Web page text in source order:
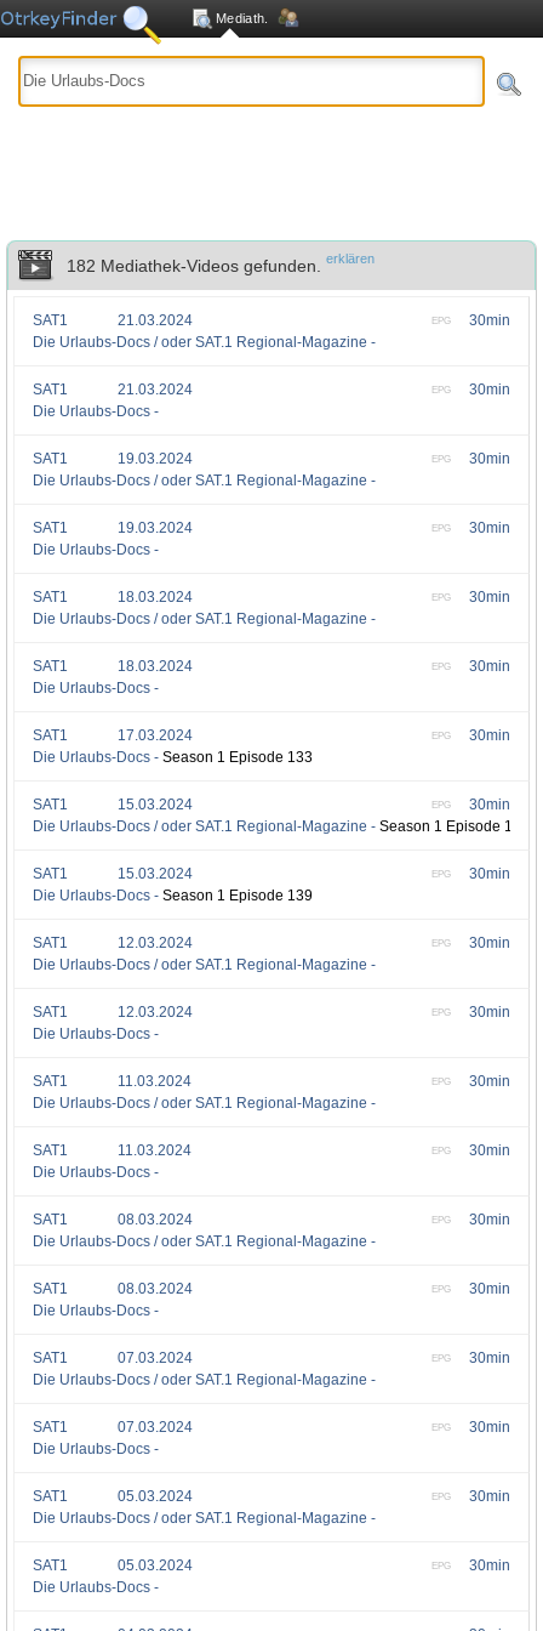
Mediath.
182 Mediathek-Videos gefunden. erklären
30min
EPG
SAT1
21.03.2024
Die Urlaubs-Docs / oder SAT.1 Regional-Magazine -
30min
EPG
SAT1
21.03.2024
Die Urlaubs-Docs -
30min
EPG
SAT1
19.03.2024
Die Urlaubs-Docs / oder SAT.1 Regional-Magazine -
30min
EPG
SAT1
19.03.2024
Die Urlaubs-Docs -
30min
EPG
SAT1
18.03.2024
Die Urlaubs-Docs / oder SAT.1 Regional-Magazine -
30min
EPG
SAT1
18.03.2024
Die Urlaubs-Docs -
30min
EPG
SAT1
17.03.2024
Die Urlaubs-Docs - Season 1 Episode 133
30min
EPG
SAT1
15.03.2024
Die Urlaubs-Docs / oder SAT.1 Regional-Magazine - Season 1 Episode 140
30min
EPG
SAT1
15.03.2024
Die Urlaubs-Docs - Season 1 Episode 139
30min
EPG
SAT1
12.03.2024
Die Urlaubs-Docs / oder SAT.1 Regional-Magazine -
30min
EPG
SAT1
12.03.2024
Die Urlaubs-Docs -
30min
EPG
SAT1
11.03.2024
Die Urlaubs-Docs / oder SAT.1 Regional-Magazine -
30min
EPG
SAT1
11.03.2024
Die Urlaubs-Docs -
30min
EPG
SAT1
08.03.2024
Die Urlaubs-Docs / oder SAT.1 Regional-Magazine -
30min
EPG
SAT1
08.03.2024
Die Urlaubs-Docs -
30min
EPG
SAT1
07.03.2024
Die Urlaubs-Docs / oder SAT.1 Regional-Magazine -
30min
EPG
SAT1
07.03.2024
Die Urlaubs-Docs -
30min
EPG
SAT1
05.03.2024
Die Urlaubs-Docs / oder SAT.1 Regional-Magazine -
30min
EPG
SAT1
05.03.2024
Die Urlaubs-Docs -